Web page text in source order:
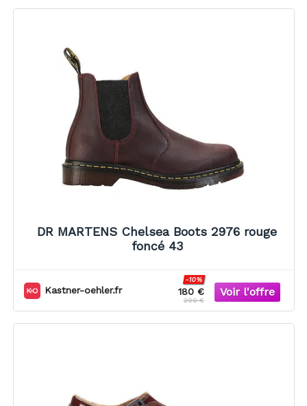
DR MARTENS Chelsea Boots 2976 rouge
foncé 43
Kastner-oehler.fr 180 €
-10%
200 €